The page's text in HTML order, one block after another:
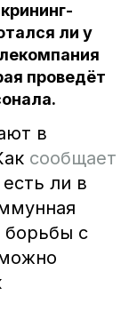
ли у
проведёт
в
сообщает
ли в
борьбы с